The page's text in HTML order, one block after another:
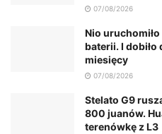
07/08/2026
Nio
baterii. I dobiło
miesięcy
07/08/2026
Stelato G9
800 juanów.
terenówkę z L3